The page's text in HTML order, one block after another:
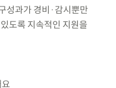
성과가 경비·감시뿐만
도록 지속적인 지원을